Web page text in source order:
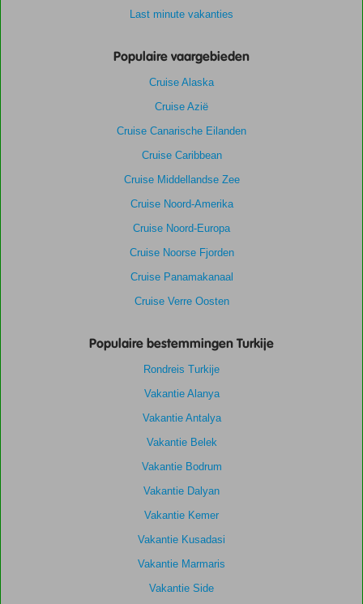
Last minute vakanties
Populaire vaargebieden
Cruise Alaska
Cruise Azië
Cruise Canarische Eilanden
Cruise Caribbean
Cruise Middellandse Zee
Cruise Noord-Amerika
Cruise Noord-Europa
Cruise Noorse Fjorden
Cruise Panamakanaal
Cruise Verre Oosten
Populaire bestemmingen Turkije
Rondreis Turkije
Vakantie Alanya
Vakantie Antalya
Vakantie Belek
Vakantie Bodrum
Vakantie Dalyan
Vakantie Kemer
Vakantie Kusadasi
Vakantie Marmaris
Vakantie Side